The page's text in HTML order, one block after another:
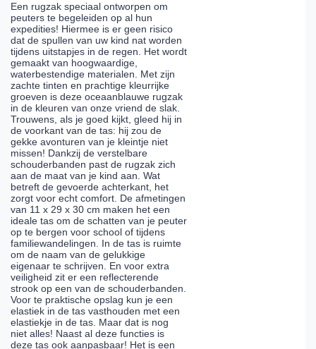
Een rugzak speciaal ontworpen om
peuters te begeleiden op al hun
expedities! Hiermee is er geen risico
dat de spullen van uw kind nat worden
tijdens uitstapjes in de regen. Het wordt
gemaakt van hoogwaardige,
waterbestendige materialen. Met zijn
zachte tinten en prachtige kleurrijke
groeven is deze oceaanblauwe rugzak
in de kleuren van onze vriend de slak.
Trouwens, als je goed kijkt, gleed hij in
de voorkant van de tas: hij zou de
gekke avonturen van je kleintje niet
missen! Dankzij de verstelbare
schouderbanden past de rugzak zich
aan de maat van je kind aan. Wat
betreft de gevoerde achterkant, het
zorgt voor echt comfort. De afmetingen
van 11 x 29 x 30 cm maken het een
ideale tas om de schatten van je peuter
op te bergen voor school of tijdens
familiewandelingen. In de tas is ruimte
om de naam van de gelukkige
eigenaar te schrijven. En voor extra
veiligheid zit er een reflecterende
strook op een van de schouderbanden.
Voor te praktische opslag kun je een
elastiek in de tas vasthouden met een
elastiekje in de tas. Maar dat is nog
niet alles! Naast al deze functies is
deze tas ook aanpasbaar! Het is een